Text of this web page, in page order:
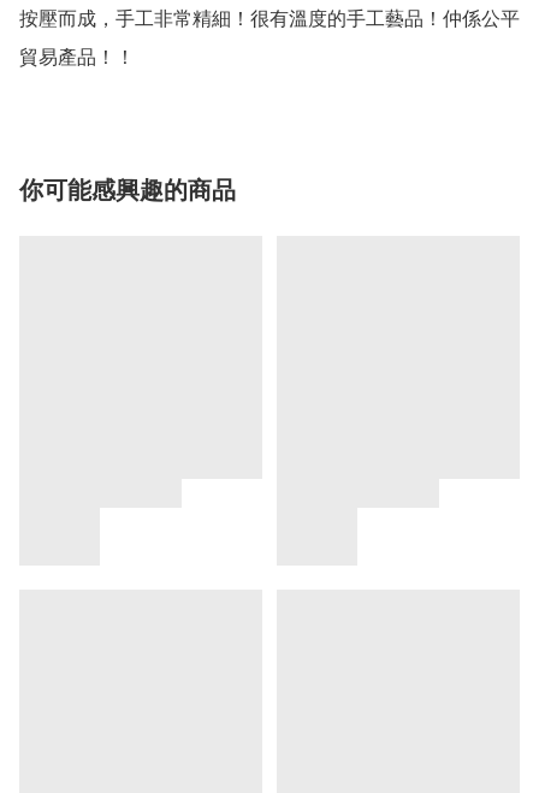
按壓而成，手工非常精細！很有溫度的手工藝品！仲係公平
貿易產品！！
你可能感興趣的商品